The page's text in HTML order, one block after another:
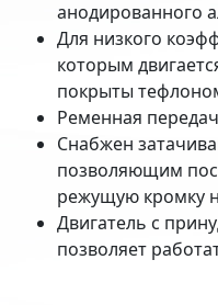
анодированного
Для низкого
которым
покрыты
Ременная
Снабжен
позволяющим
режущую кромку
Двигатель с
позволяет